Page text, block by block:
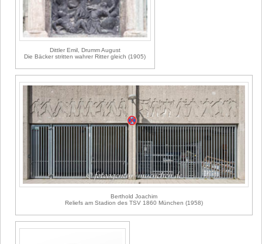
Dittler Emil, Drumm August
Die Bäcker stritten wahrer Ritter gleich (1905)
Berthold Joachim
Reliefs am Stadion des TSV 1860 München (1958)